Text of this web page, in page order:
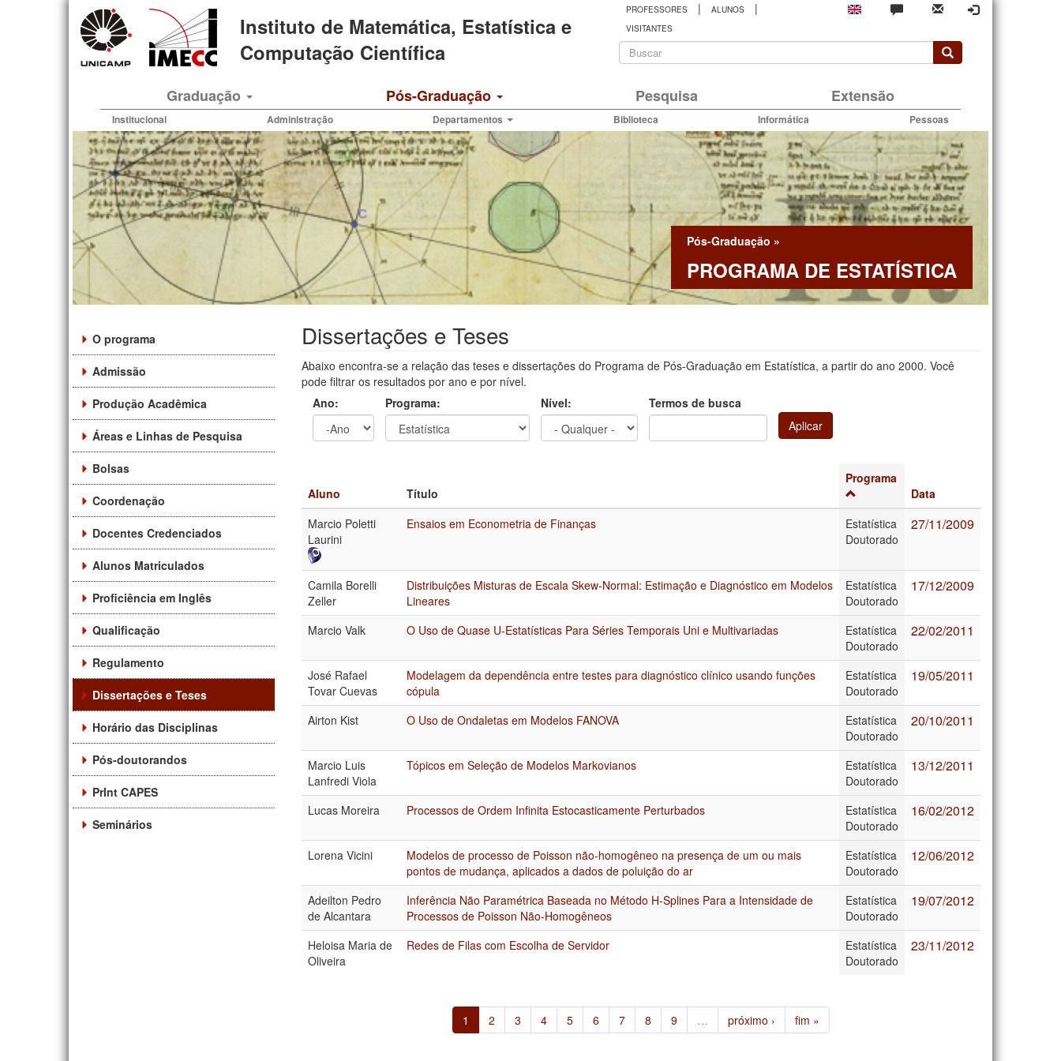
Instituto de Matemática, Estatística e
Computação Científica
PROFESSORES | ALUNOS |
VISITANTES
Formulário
busca
Graduação Pós-Graduação Pesquisa Extensão
Institucional Administração Departamentos Biblioteca Informática Pessoas
Pós-Graduação »
PROGRAMA DE ESTATÍSTICA
O programa
Admissão
Produção Acadêmica
Áreas e Linhas de Pesquisa
Bolsas
Coordenação
Docentes Credenciados
Alunos Matriculados
Proficiência em Inglês
Qualificação
Regulamento
Dissertações e Teses
Horário das Disciplinas
Pós-doutorandos
PrInt CAPES
Seminários
Dissertações e Teses
Abaixo encontra-se a relação das teses e dissertações do Programa de Pós-Graduação em Estatística, a partir do ano 2000. Você
pode filtrar os resultados por ano e por nível.
Ano:
Programa: Nível:
Termos de busca
Aplicar
Aluno Título
Programa
Data
Marcio Poletti
Laurini
Ensaios em Econometria de Finanças
Estatística
Doutorado
27/11/2009
Camila Borelli
Zeller
Distribuições Misturas de Escala Skew-Normal: Estimação e Diagnóstico em Modelos
Lineares
Estatística
Doutorado
17/12/2009
Marcio Valk O Uso de Quase U-Estatísticas Para Séries Temporais Uni e Multivariadas
Estatística
Doutorado
22/02/2011
José Rafael
Tovar Cuevas
Modelagem da dependência entre testes para diagnóstico clínico usando funções
cópula
Estatística
Doutorado
19/05/2011
Airton Kist O Uso de Ondaletas em Modelos FANOVA
Estatística
Doutorado
20/10/2011
Marcio Luis
Lanfredi Viola
Tópicos em Seleção de Modelos Markovianos
Estatística
Doutorado
13/12/2011
Lucas Moreira Processos de Ordem Infinita Estocasticamente Perturbados
Estatística
Doutorado
16/02/2012
Lorena Vicini
Modelos de processo de Poisson não-homogêneo na presença de um ou mais
pontos de mudança, aplicados a dados de poluição do ar
Estatística
Doutorado
12/06/2012
Adeilton Pedro
de Alcantara
Inferência Não Paramétrica Baseada no Método H-Splines Para a Intensidade de
Processos de Poisson Não-Homogêneos
Estatística
Doutorado
19/07/2012
Heloisa Maria de
Oliveira
Redes de Filas com Escolha de Servidor
Estatística
Doutorado
23/11/2012
1 2 3 4 5 6 7 8 9 … próximo › fim »